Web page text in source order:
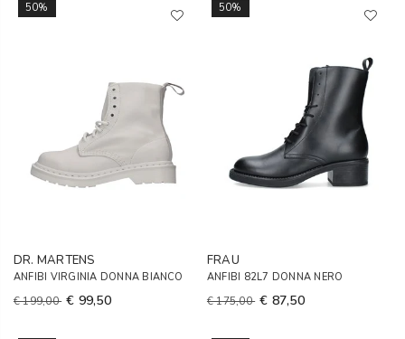
50%
DR. MARTENS
ANFIBI VIRGINIA DONNA BIANCO
€ 199,00 € 99,50
50%
FRAU
ANFIBI 82L7 DONNA NERO
€ 175,00 € 87,50